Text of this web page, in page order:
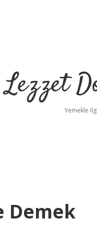
Lezzet
Yemekle
Demek